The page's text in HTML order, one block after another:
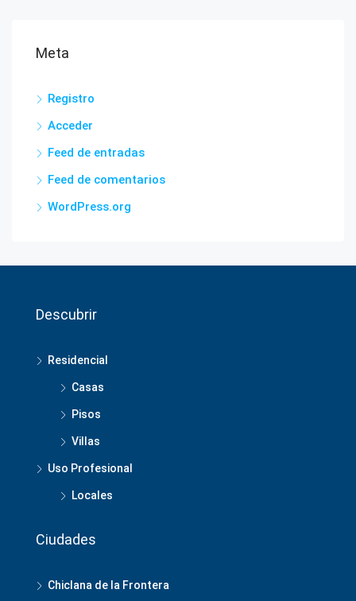
Meta
Registro
Acceder
Feed de entradas
Feed de comentarios
WordPress.org
Descubrir
Residencial
Casas
Pisos
Villas
Uso Profesional
Locales
Ciudades
Chiclana de la Frontera